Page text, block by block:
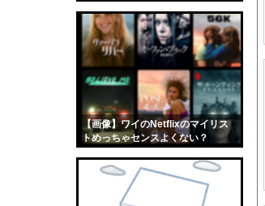
【画像】ワイのNetflixのマイリス
トめっちゃセンスよくない？